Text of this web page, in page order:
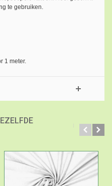
te gebruiken.
1 meter.